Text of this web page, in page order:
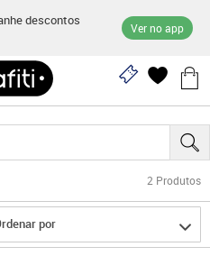
descontos
Ver no app
2 Produtos
por